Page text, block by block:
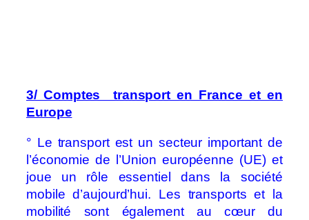
3/ Comptes transport en France et en
Europe
° Le transport est un secteur important de
l’économie de l’Union européenne (UE) et
joue un rôle essentiel dans la société
mobile d’aujourd’hui. Les transports et la
mobilité sont également au cœur du